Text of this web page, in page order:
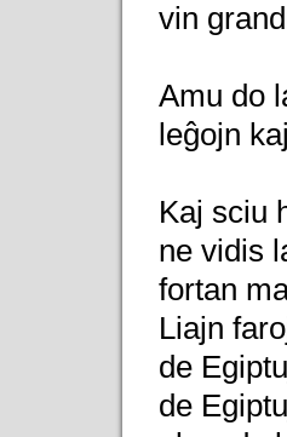
vin
Amu do
leĝojn
Kaj sciu
ne vidis
fortan
Liajn
de
de